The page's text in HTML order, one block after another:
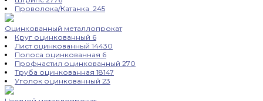
Проволока/Катанка 245
Оцинкованный металлопрокат
Круг оцинкованный 6
Лист оцинкованный 14430
Полоса оцинкованная 6
Профнастил оцинкованный 270
Труба оцинкованная 18147
Уголок оцинкованный 23